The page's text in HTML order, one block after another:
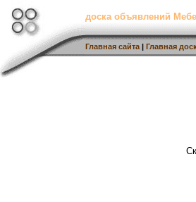
доска объявлений
Главная сайта | Главная